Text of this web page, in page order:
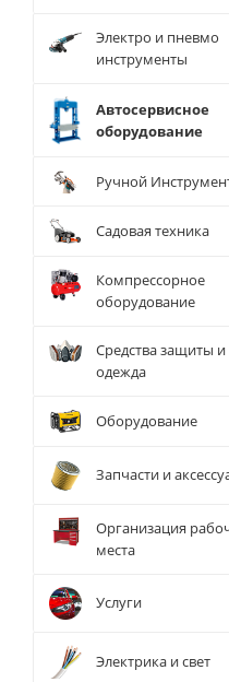
Электро и пневмо
инструменты
Автосервисное
оборудование
Ручной
Садовая техника
Компрессорное
оборудование
Средства защиты и
одежда
Оборудование
Запчасти и
Организация
места
Услуги
Электрика и свет